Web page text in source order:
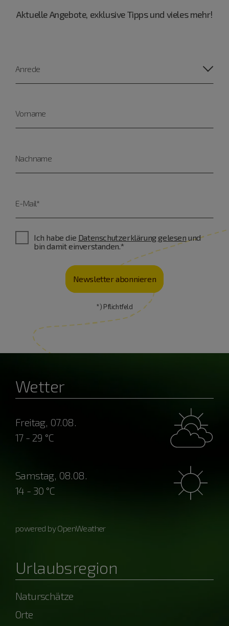
Aktuelle Angebote, exklusive Tipps und vieles mehr!
Anrede
Vorname
Nachname
E-Mail*
Ich habe die Datenschutzerklärung gelesen und
bin damit einverstanden.*
Newsletter abonnieren
*) Pflichtfeld
Wetter
Freitag, 07.08.
17 - 29 °C
Samstag, 08.08.
14 - 30 °C
powered by OpenWeather
Urlaubsregion
Naturschätze
Orte